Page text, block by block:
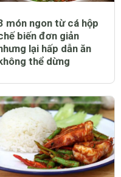
món ngon từ cá hộp
biến đơn giản
lại hấp dẫn ăn
thể dừng